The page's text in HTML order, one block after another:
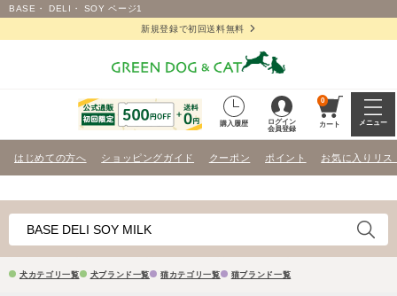
BASE・ DELI・ SOY ページ1
新規登録で初回送料無料
購入履歴
ログイン
会員登録
0
カート メニュー
はじめての方へ ショッピングガイド クーポン ポイント お気に入りリス
犬カテゴリ一覧 犬ブランド一覧 猫カテゴリ一覧 猫ブランド一覧